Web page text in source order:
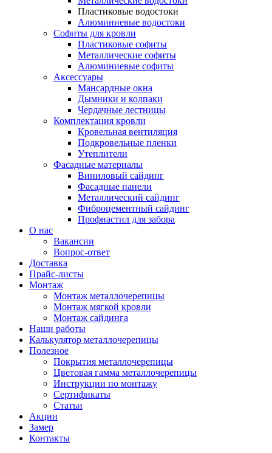
Пластиковые водостоки
Алюминиевые водостоки
Софиты для кровли
Пластиковые софиты
Металлические софиты
Алюминиевые софиты
Аксессуары
Мансардные окна
Дымники и колпаки
Чердачные лестницы
Комплектация кровли
Кровельная вентиляция
Подкровельные пленки
Утеплители
Фасадные материалы
Виниловый сайдинг
Фасадные панели
Металлический сайдинг
Фиброцементный сайдинг
Профнастил для забора
О нас
Вакансии
Вопрос-ответ
Доставка
Прайс-листы
Монтаж
Монтаж металлочерепицы
Монтаж мягкой кровли
Монтаж сайдинга
Наши работы
Калькулятор металлочерепицы
Полезное
Покрытия металлочерепицы
Цветовая гамма металлочерепицы
Инструкции по монтажу
Сертификаты
Статьи
Акции
Замер
Контакты